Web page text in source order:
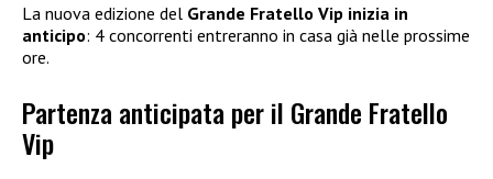
La nuova edizione del Grande Fratello Vip inizia in
anticipo: 4 concorrenti entreranno in casa già nelle prossime
ore.
Partenza anticipata per il Grande Fratello
Vip